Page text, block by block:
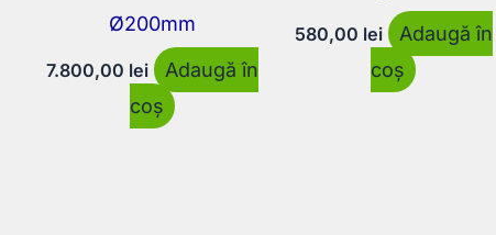
Ø200mm
7.800,00 lei
Adaugă în
coș
580,00 lei
Adaugă în
coș